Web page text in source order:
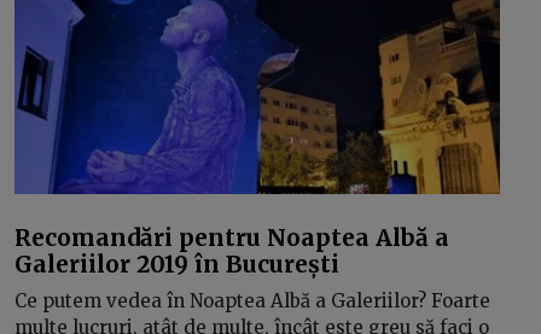
Recomandări pentru Noaptea Albă a
Galeriilor 2019 în București
Ce putem vedea în Noaptea Albă a Galeriilor? Foarte
multe lucruri, atât de multe, încât este greu să faci o